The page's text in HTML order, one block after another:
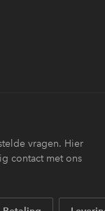
vragen. Hier
contact met ons